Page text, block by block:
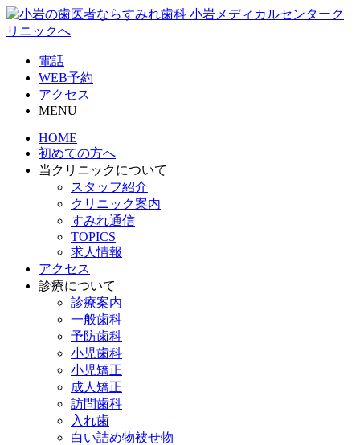
電話
WEB予約
アクセス
MENU
HOME
初めての方へ
当クリニックについて
スタッフ紹介
クリニック案内
すみれ通信
TOPICS
求人情報
アクセス
診療について
診療案内
一般歯科
予防歯科
小児歯科
小児矯正
成人矯正
訪問歯科
入れ歯
白い詰め物被せ物